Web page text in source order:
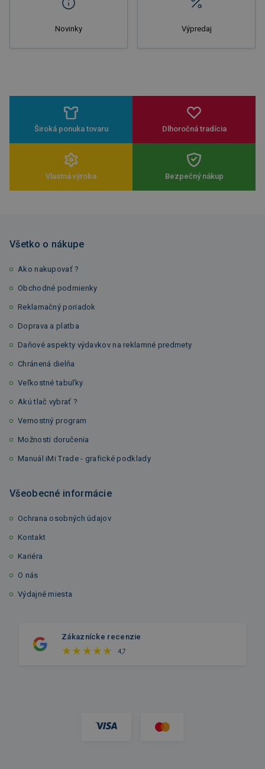
Novinky Výpredaj
Široká ponuka tovaru Dlhoročná tradícia
Vlastná výroba Bezpečný nákup
Všetko o nákupe
Ako nakupovať ?
Obchodné podmienky
Reklamačný poriadok
Doprava a platba
Daňové aspekty výdavkov na reklamné predmety
Chránená dielňa
Veľkostné tabuľky
Akú tlač vybrať ?
Vernostný program
Možnosti doručenia
Manuál iMi Trade - grafické podklady
Všeobecné informácie
Ochrana osobných údajov
Kontakt
Kariéra
O nás
Výdajné miesta
Zákaznícke recenzie
4,7